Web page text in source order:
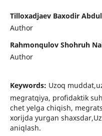
Tilloxadjaev Baxodir
Author
Rahmonqulov Shohruh
Author
Keywords: Uzoq
megratqiya, profidaktik
chet yelga chiqish,
xorijda yurgan
aniqlash.